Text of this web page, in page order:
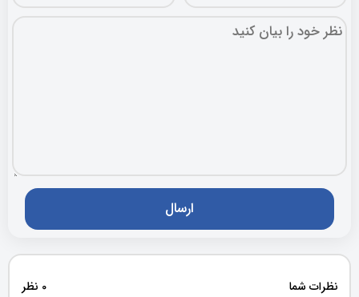
نظرات شما 0 نظر